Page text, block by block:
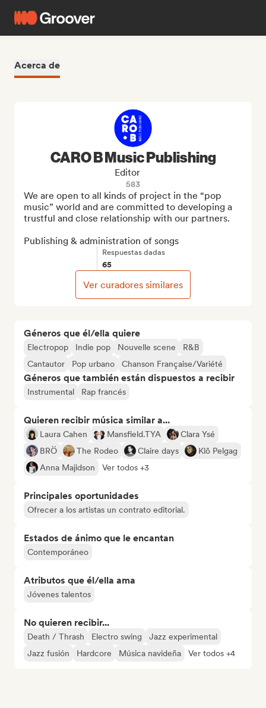
Acerca de
Géneros que él/ella quiere
Electropop Indie pop Nouvelle scene
R&B
Cantautor
Pop urbano Chanson Française/Variété
Géneros que también están dispuestos a recibir
Instrumental Rap francés
Quieren recibir música similar a...
Laura Cahen Mansfield.TYA
Clara Ysé
BRÖ
The Rodeo Claire days
Klô Pelgag
Anna Majidson
Ver todos +3
Principales oportunidades
Ofrecer a los artistas un contrato editorial.
Estados de ánimo que le encantan
Contemporáneo
Atributos que él/ella ama
Jóvenes talentos
No quieren recibir...
Death / Thrash Electro swing
Jazz experimental
Jazz fusión
Hardcore Música navideña Ver todos +4
CARO B Music Publishing
Editor
583
We are open to all kinds of project in the “pop
music” world and are committed to developing a
trustful and close relationship with our partners.
Publishing & administration of songs
Respuestas dadas
65
Ver curadores similares